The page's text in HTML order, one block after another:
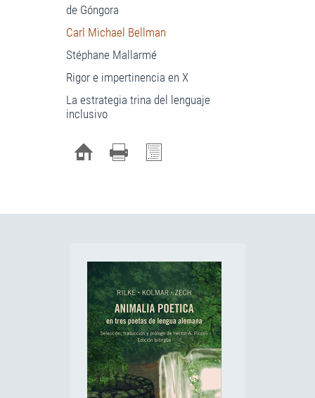
de Góngora
Carl Michael Bellman
Stéphane Mallarmé
Rigor e impertinencia en X
La estrategia trina del lenguaje
inclusivo